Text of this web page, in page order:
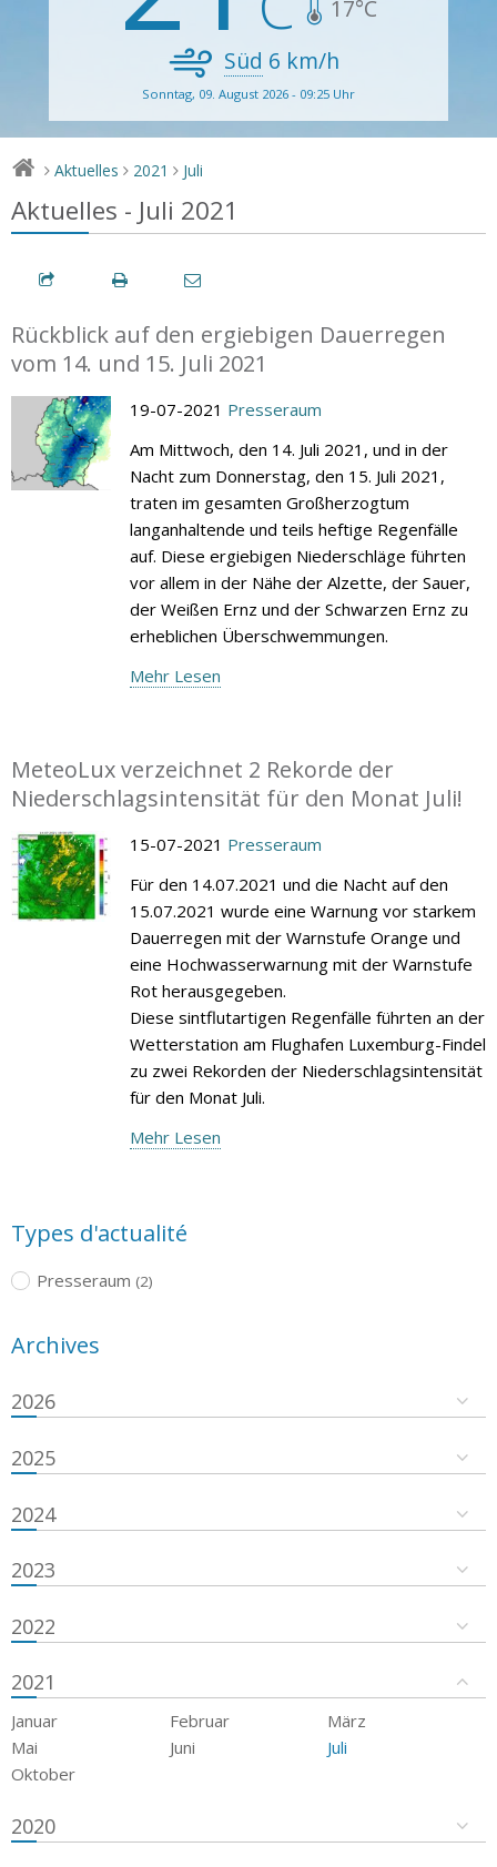
17°C
Süd 6 km/h
Sonntag, 09. August 2026 - 09:25 Uhr
> Aktuelles > 2021 > Juli
Aktuelles - Juli 2021
Rückblick auf den ergiebigen Dauerregen
vom 14. und 15. Juli 2021
19-07-2021 Presseraum
Am Mittwoch, den 14. Juli 2021, und in der
Nacht zum Donnerstag, den 15. Juli 2021,
traten im gesamten Großherzogtum
langanhaltende und teils heftige Regenfälle
auf. Diese ergiebigen Niederschläge führten
vor allem in der Nähe der Alzette, der Sauer,
der Weißen Ernz und der Schwarzen Ernz zu
erheblichen Überschwemmungen.
Mehr Lesen
MeteoLux verzeichnet 2 Rekorde der
Niederschlagsintensität für den Monat Juli!
15-07-2021 Presseraum
Für den 14.07.2021 und die Nacht auf den
15.07.2021 wurde eine Warnung vor starkem
Dauerregen mit der Warnstufe Orange und
eine Hochwasserwarnung mit der Warnstufe
Rot herausgegeben.
Diese sintflutartigen Regenfälle führten an der
Wetterstation am Flughafen Luxemburg-Findel
zu zwei Rekorden der Niederschlagsintensität
für den Monat Juli.
Mehr Lesen
Types d'actualité
Presseraum (2)
Archives
2026
2025
2024
2023
2022
2021
Januar Februar
März
Mai
Juni
Juli
Oktober
2020